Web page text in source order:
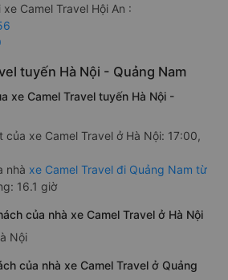
Camel Travel Hội An :
tuyến Hà Nội - Quảng Nam
xe Camel Travel tuyến Hà Nội -
của xe Camel Travel ở Hà Nội: 17:00,
nhà xe Camel Travel đi Quảng Nam từ
16.1 giờ
của nhà xe Camel Travel ở Hà Nội
Nội
của nhà xe Camel Travel ở Quảng